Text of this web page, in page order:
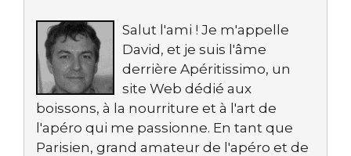
Salut l'ami ! Je m'appelle
David, et je suis l'âme
derrière Apéritissimo, un
site Web dédié aux
boissons, à la nourriture et à l'art de
l'apéro qui me passionne. En tant que
Parisien, grand amateur de l'apéro et de